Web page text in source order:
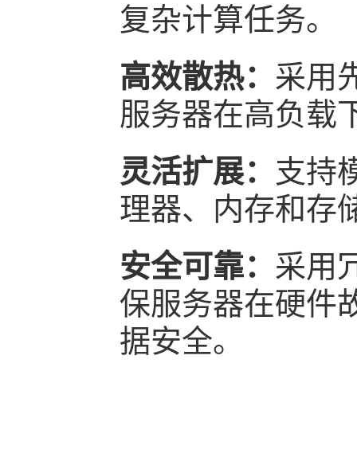
复杂计算任务。
高效散热： 采用
服务器在高负载
灵活扩展： 支持
理器、内存和存
安全可靠： 采用
保服务器在硬件
据安全。